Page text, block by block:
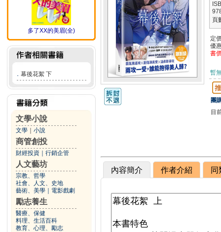
多了XX的美眉(全)
． 幕後花絮 下
文學小說
文學 小說
商管創投
財經投資 行銷企管
人文藝坊
宗教、哲學
社會、人文、史地
藝術、美學
電影戲劇
勵志養生
醫療、保健
料理、生活百科
教育、心理、勵志
頁
定
優
書
暫
團
目
內容簡介 作者介紹 同